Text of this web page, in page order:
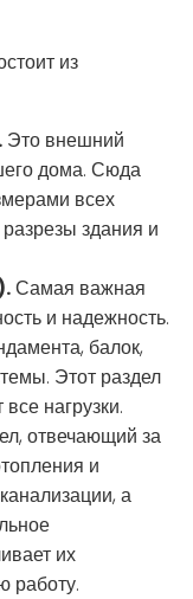
из
Это внешний
дома. Сюда
всех
здания и
Самая важная
и надежность.
балок,
Этот раздел
нагрузки.
отвечающий за
и
а
их
работу.